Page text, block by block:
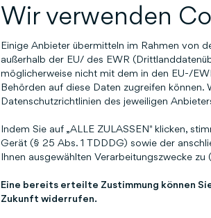
Die
mit
Wir verwenden
Einige Anbieter übermitteln im Rahmen von
außerhalb der EU/ des EWR
möglicherweise nicht mit dem in den EU-/
Behörden auf diese Daten zugreifen können.
Datenschutzrichtlinien des jeweiligen
Indem Sie auf „ALLE ZULASSEN" klicken,
Gerät (§ 25 Abs. 1 TDDDG) sowie der
Ihnen ausgewählten Verarbeitungszwecke zu
Eine bereits erteilte Zustimmung können
Zukunft widerrufen.